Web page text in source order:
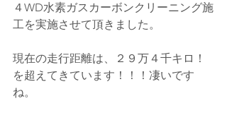
４WD水素ガスカーボンクリーニング施
工を実施させて頂きました。
現在の走行距離は、２９万４千キロ！
を超えてきています！！！凄いです
ね。